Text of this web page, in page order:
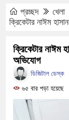
প্রচ্ছদ
খেলা
ক্রিকেটার নাঈম
ক্রিকেটার নাঈম
অভিযোগ
ডিজিটাল ডেস্ক
৬৫ বার পড়া হয়েছে